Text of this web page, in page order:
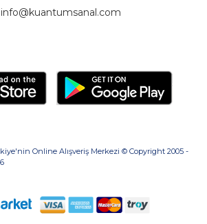
info@kuantumsanal.com
Online Alışveriş Merkezi © Copyright 2005 -